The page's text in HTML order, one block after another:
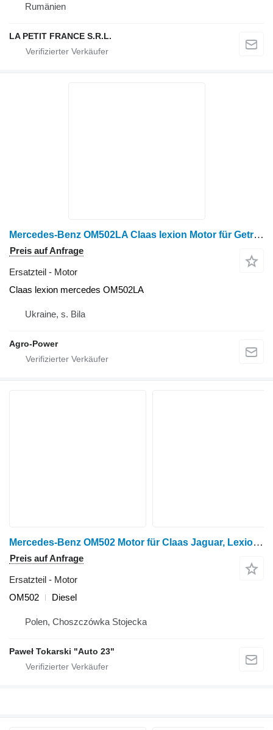
Rumänien
LA PETIT FRANCE S.R.L.
Mercedes-Benz OM502LA Claas lexion Motor für Getreideernter
Preis auf Anfrage
Ersatzteil - Motor
Claas lexion mercedes OM502LA
Ukraine, s. Bila
Agro-Power
Mercedes-Benz OM502 Motor für Claas Jaguar, Lexion Mähdrescher
Preis auf Anfrage
Ersatzteil - Motor
OM502
Diesel
Polen, Choszczówka Stojecka
Paweł Tokarski "Auto 23"